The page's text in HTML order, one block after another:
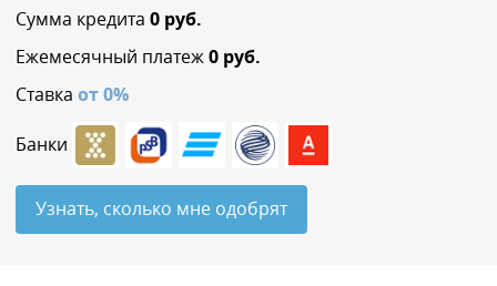
Сумма кредита 0 руб.
Ежемесячный платеж 0 руб.
Ставка от0%
Банки
Узнать, сколько мне одобрят